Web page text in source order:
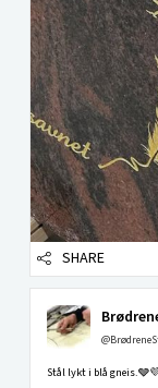
SHARE
Stål lykt i blå